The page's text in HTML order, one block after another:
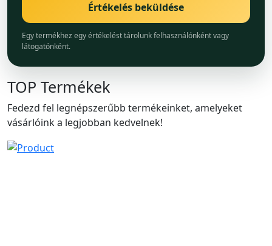
Értékelés beküldése
Egy termékhez egy értékelést tárolunk felhasználónként vagy
látogatónként.
TOP Termékek
Fedezd fel legnépszerűbb termékeinket, amelyeket
vásárlóink a legjobban kedvelnek!